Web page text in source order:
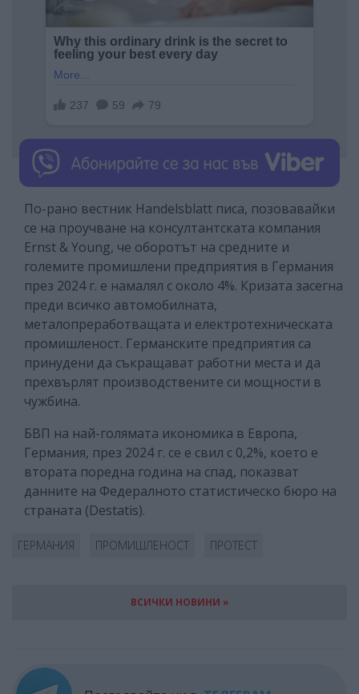
По-рано вестник Handelsblatt писа, позовавайки
се на проучване на консултантската компания
Ernst & Young, че оборотът на средните и
големите промишлени предприятия в Германия
през 2024 г. е намалял с около 4%. Кризата засегна
преди всичко автомобилната,
металопреработващата и електротехническата
промишленост. Германските предприятия са
принудени да съкращават работни места и да
прехвърлят производствените си мощности в
чужбина.
БВП на най-голямата икономика в Европа,
Германия, през 2024 г. се е свил с 0,2%, което е
втората поредна година на спад, показват
данните на Федералното статистическо бюро на
страната (Destatis).
ГЕРМАНИЯ ПРОМИШЛЕНОСТ ПРОТЕСТ
ВСИЧКИ НОВИНИ »